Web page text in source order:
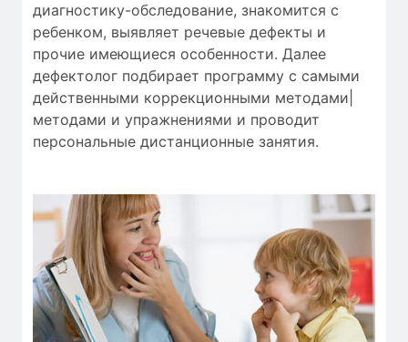
диагностику-обследование, знакомится с
ребенком, выявляет речевые дефекты и
прочие имеющиеся особенности. Далее
дефектолог подбирает программу с самыми
действенными коррекционными методами|
методами и упражнениями и проводит
персональные дистанционные занятия.